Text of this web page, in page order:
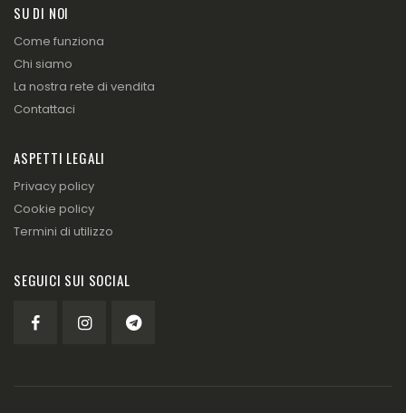
SU DI NOI
Come funziona
Chi siamo
La nostra rete di vendita
Contattaci
ASPETTI LEGALI
Privacy policy
Cookie policy
Termini di utilizzo
SEGUICI SUI SOCIAL